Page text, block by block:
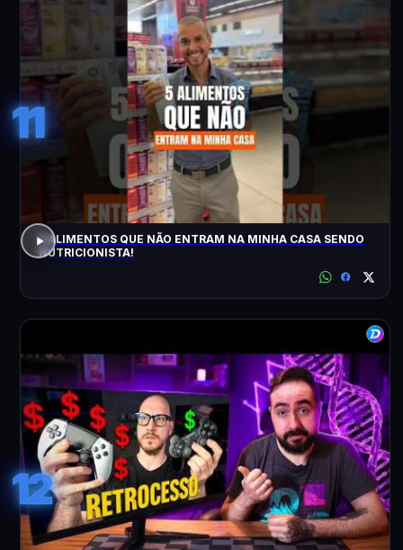
11
5 ALIMENTOS QUE NÃO ENTRAM NA MINHA CASA SENDO
NUTRICIONISTA!
12